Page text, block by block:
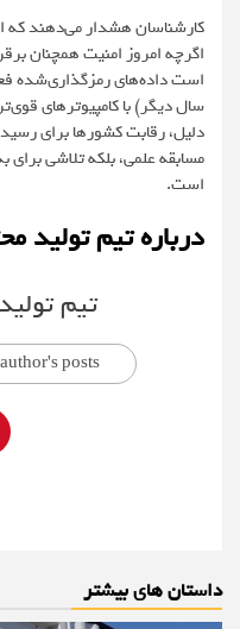
کارشناسان هشدار می‌دهند که
اگرچه امروز امنیت همچنان
سال دیگر) با کامپیوترهای
دلیل، رقابت کشورها برای
مسابقه علمی، بلکه تلاشی
است.
درباره تیم تولید
تیم
posts
داستان های بیشتر